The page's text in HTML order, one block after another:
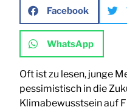
Facebook
WhatsApp
Oft ist zu lesen, junge
pessimistisch in die
Klimabewusstsein auf